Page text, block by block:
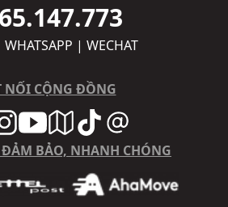
| WECHAT
NỐI CỘNG ĐỒNG
BẢO, NHANH CHÓNG